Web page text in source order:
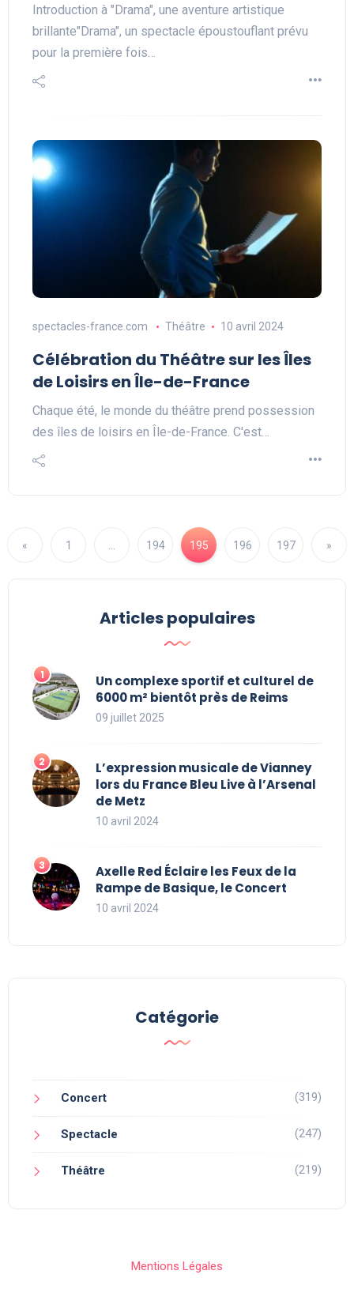
Introduction à "Drama", une aventure artistique
brillante"Drama", un spectacle époustouflant prévu
pour la première fois…
spectacles-france.com Théâtre 10 avril 2024
Célébration du Théâtre sur les Îles
de Loisirs en Île-de-France
Chaque été, le monde du théâtre prend possession
des îles de loisirs en Île-de-France. C'est…
« 1 194 195 196 197 »
Articles populaires
Un complexe sportif et culturel de
6000 m² bientôt près de Reims
09 juillet 2025
L’expression musicale de Vianney
lors du France Bleu Live à l’Arsenal
de Metz
10 avril 2024
Axelle Red Éclaire les Feux de la
Rampe de Basique, le Concert
10 avril 2024
Catégorie
Concert (319)
Spectacle (247)
Théâtre (219)
Mentions Légales